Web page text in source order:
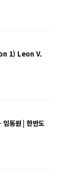
1) Leon V.
임동원 | 한반도